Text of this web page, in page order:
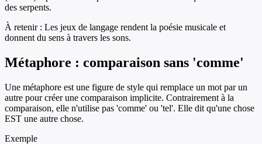
des serpents.
À retenir : Les jeux de langage rendent la poésie musicale et
donnent du sens à travers les sons.
Métaphore : comparaison sans 'comme'
Une métaphore est une figure de style qui remplace un mot par un
autre pour créer une comparaison implicite. Contrairement à la
comparaison, elle n'utilise pas 'comme' ou 'tel'. Elle dit qu'une chose
EST une autre chose.
Exemple